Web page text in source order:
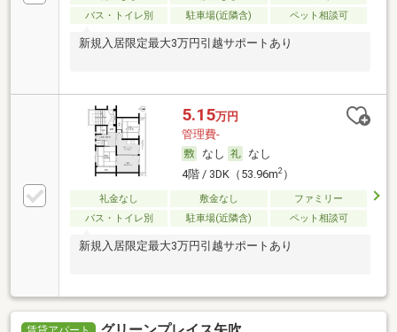
バス・トイレ別
駐車場(近隣含) ペット相談可
新規入居限定最大3万円引越サポートあり
5.15万円
管理費-
なし
なし
4階 / 3DK（53.96m2）
礼金なし 敷金なし
ファミリー
バス・トイレ別
駐車場(近隣含) ペット相談可
新規入居限定最大3万円引越サポートあり